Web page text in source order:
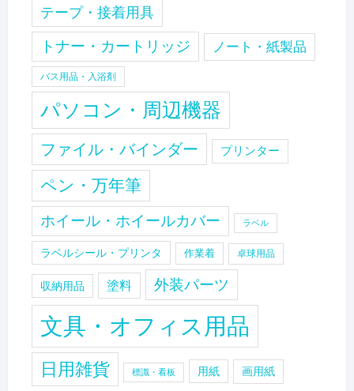
テープ・接着用具
トナー・カートリッジ ノート・紙製品
バス用品・入浴剤
パソコン・周辺機器
ファイル・バインダー プリンター
ペン・万年筆
ホイール・ホイールカバー ラベル
ラベルシール・プリンタ 作業着 卓球用品
収納用品 塗料 外装パーツ
文具・オフィス用品
日用雑貨 標識・看板 用紙 画用紙